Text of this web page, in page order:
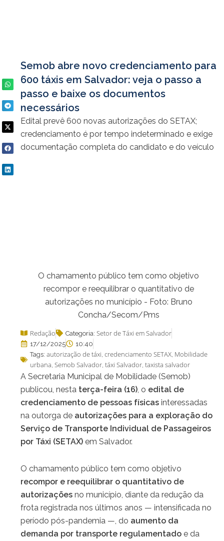
Semob abre novo credenciamento para
600 táxis em Salvador: veja o passo a
passo e baixe os documentos
necessários
Edital prevê 600 novas autorizações do SETAX;
credenciamento é por tempo indeterminado e exige
documentação completa do candidato e do veículo
O chamamento público tem como objetivo
recompor e reequilibrar o quantitativo de
autorizações no município - Foto: Bruno
Concha/Secom/Pms
Redação Categoria:Setor de Táxi em Salvador
17/12/2025
10:40
Tags:autorização de táxi ,credenciamento SETAX Mobilidade
urbana ,Semob Salvador ,táxi Salvador ,taxista salvador
A Secretaria Municipal de Mobilidade (Semob)
publicou, nesta terça-feira (16), o edital de
credenciamento de pessoas físicas interessadas
na outorga de autorizações para a exploração do
Serviço de Transporte Individual de Passageiros
por Táxi (SETAX) em Salvador.
O chamamento público tem como objetivo
recompor e reequilibrar o quantitativo de
autorizações no município, diante da redução da
frota registrada nos últimos anos — intensificada no
período pós-pandemia —, do aumento da
demanda por transporte regulamentado e da